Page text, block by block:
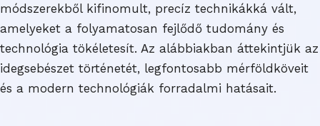
módszerekből kifinomult, precíz technikákká vált,
amelyeket a folyamatosan fejlődő tudomány és
technológia tökéletesít. Az alábbiakban áttekintjük az
idegsebészet történetét, legfontosabb mérföldköveit
és a modern technológiák forradalmi hatásait.